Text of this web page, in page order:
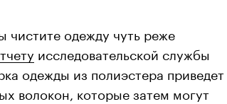
чистите одежду чуть реже
исследовательской службы
одежды из полиэстера приведет
волокон, которые затем могут